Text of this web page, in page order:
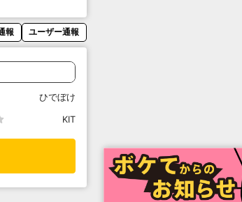
報 ユーザー通報
ひでぼけ
KIT